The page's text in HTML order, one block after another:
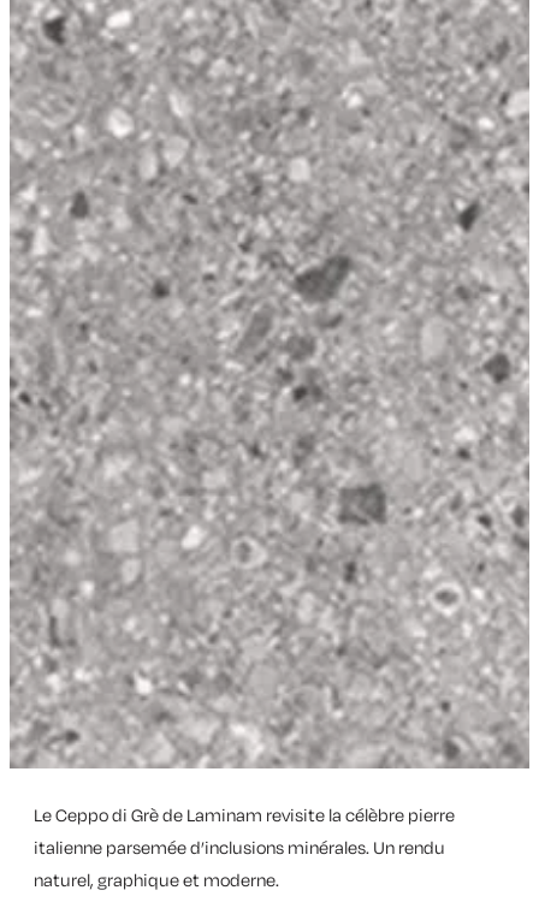
Le Ceppo di Grè de Laminam revisite la célèbre pierre
italienne parsemée d’inclusions minérales. Un rendu
naturel, graphique et moderne.